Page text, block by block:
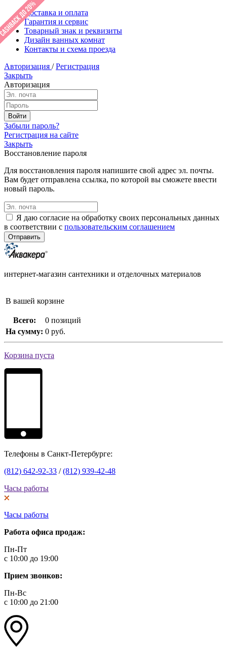
Доставка и оплата
Гарантия и сервис
Товарный знак и реквизиты
Дизайн ванных комнат
Контакты и схема проезда
Авторизация / Регистрация
Закрыть
Авторизация
Забыли пароль?
Регистрация на сайте
Закрыть
Восстановление пароля
Для восстановления пароля напишите свой адрес эл. почты.
Вам будет отправлена ссылка, по которой вы сможете ввести
новый пароль.
Я даю согласие на обработку своих персональных данных
в соответствии с пользовательским соглашением
интернет-магазин сантехники и отделочных материалов
В вашей корзине
Всего:
0 позиций
На сумму: 0 руб.
Корзина пуста
Телефоны в Санкт-Петербурге:
(812) 642-92-33 /(812) 939-42-48
Часы работы
Часы работы
Работа офиса продаж:
Пн-Пт
с 10:00 до 19:00
Прием звонков:
Пн-Вс
с 10:00 до 21:00